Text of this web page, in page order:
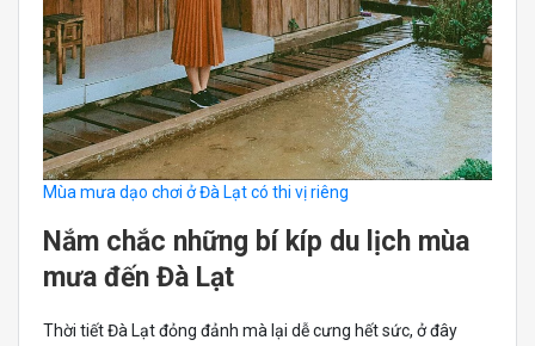
Mùa mưa dạo chơi ở Đà Lạt có thi vị riêng
Nắm chắc những bí kíp du lịch mùa
mưa đến Đà Lạt
Thời tiết Đà Lạt đỏng đảnh mà lại dễ cưng hết sức, ở đây